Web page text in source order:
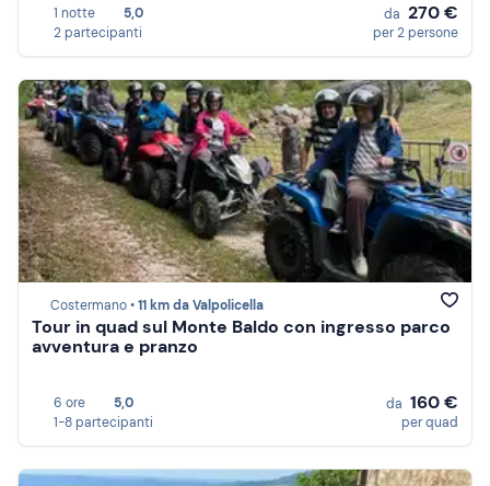
1 notte
5,0
2 partecipanti
da 270 €
per 2 persone
Costermano •11 km da Valpolicella
Tour in quad sul Monte Baldo con ingresso parco
avventura e pranzo
6 ore
5,0
1-8 partecipanti
da 160 €
per quad